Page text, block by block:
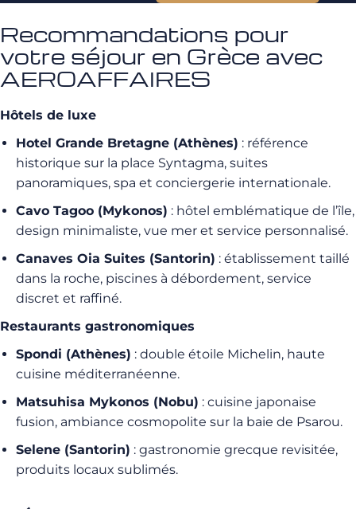
Recommandations pour
votre séjour en Grèce avec
AEROAFFAIRES
Hôtels de luxe
Hotel Grande Bretagne (Athènes) : référence
historique sur la place Syntagma, suites
panoramiques, spa et conciergerie internationale.
Cavo Tagoo (Mykonos) : hôtel emblématique de l’île,
design minimaliste, vue mer et service personnalisé.
Canaves Oia Suites (Santorin) : établissement taillé
dans la roche, piscines à débordement, service
discret et raffiné.
Restaurants gastronomiques
Spondi (Athènes) : double étoile Michelin, haute
cuisine méditerranéenne.
Matsuhisa Mykonos (Nobu) : cuisine japonaise
fusion, ambiance cosmopolite sur la baie de Psarou.
Selene (Santorin) : gastronomie grecque revisitée,
produits locaux sublimés.